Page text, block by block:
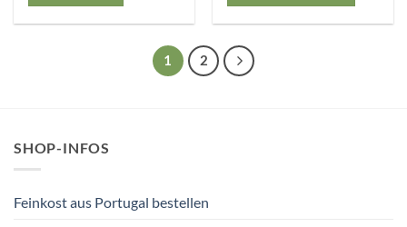
1 2
SHOP-INFOS
Feinkost aus Portugal bestellen